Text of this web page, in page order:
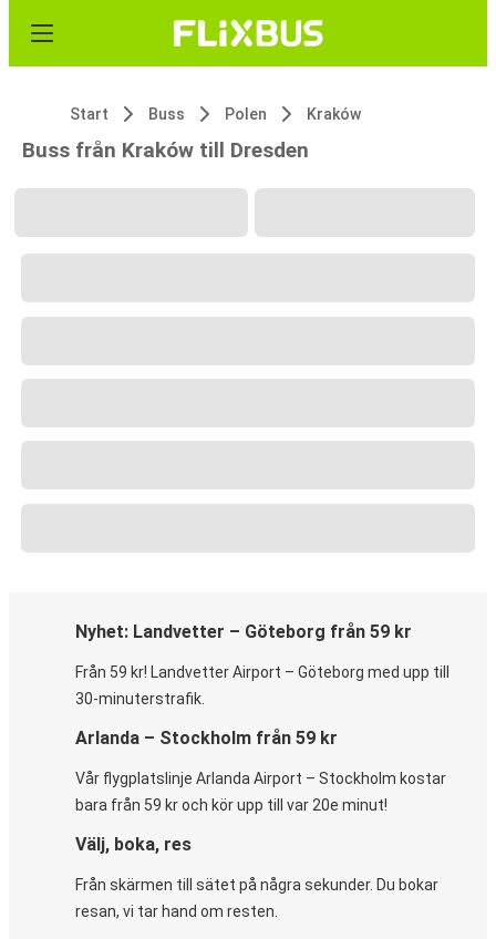
Start Buss Polen Kraków
Buss från Kraków till Dresden
Nyhet: Landvetter – Göteborg från 59 kr
Från 59 kr! Landvetter Airport – Göteborg med upp till
30-minuterstrafik.
Arlanda – Stockholm från 59 kr
Vår flygplatslinje Arlanda Airport – Stockholm kostar
bara från 59 kr och kör upp till var 20e minut!
Välj, boka, res
Från skärmen till sätet på några sekunder. Du bokar
resan, vi tar hand om resten.